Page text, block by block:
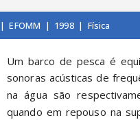
| EFOMM | 1998 | Física
Um barco de pesca é
sonoras acústicas de
na água são
quando em repouso na